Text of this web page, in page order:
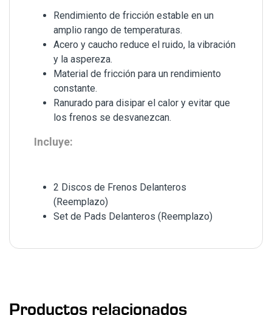
Rendimiento de fricción estable en un
amplio rango de temperaturas.
Acero y caucho reduce el ruido, la vibración
y la aspereza.
Material de fricción para un rendimiento
constante.
Ranurado para disipar el calor y evitar que
los frenos se desvanezcan.
Incluye:
2 Discos de Frenos Delanteros
(Reemplazo)
Set de Pads Delanteros (Reemplazo)
Productos relacionados